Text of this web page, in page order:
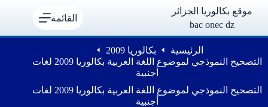
موقع بكالوريا الجزائر
bac onec dz
القائمة
الرئيسية
بكالوريا 2009
التصحيح النموذجي لموضوع اللغة العربية بكالوريا 2009 لغات
أجنبية
التصحيح النموذجي لموضوع اللغة العربية بكالوريا 2009 لغات
أجنبية